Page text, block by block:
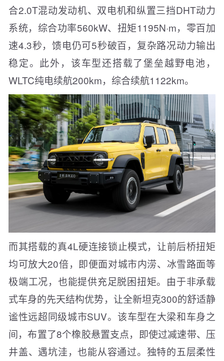
合2.0T混动发动机、双电机和纵置三挡DHT动力
系统，综合功率560kW、扭矩1195N·m，零百加
速4.3秒，馈电仍可5秒破百，复杂路况动力输出
稳定。此外，该车型还搭载了堡垒越野电池，
WLTC纯电续航200km，综合续航1122km。
而其搭载的真4L硬连接锁止模式，让前后桥扭矩
均可放大20倍，即便面对城市内涝、冰雪路面等
极端工况，也能提供充足脱困扭矩。由于非承载
式车身的先天结构优势，让全新坦克300的舒适静
谧性远超同级城市SUV。该车型在大梁和车身之
间，布置了8个橡胶悬置支点，即使过减速带、压
井盖、遇坑洼，也能从容通过。独特的五层柔性